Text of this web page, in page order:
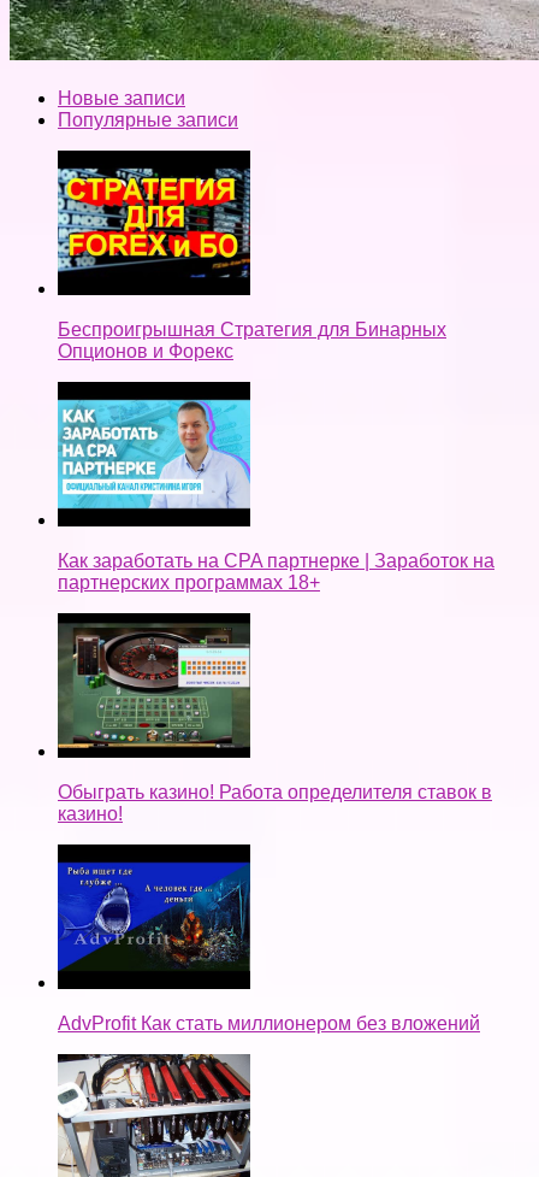
Новые записи
Популярные записи
Беспроигрышная Стратегия для Бинарных
Опционов и Форекс
Как заработать на CPA партнерке | Заработок на
партнерских программах 18+
Обыграть казино! Работа определителя ставок в
казино!
AdvProfit Как стать миллионером без вложений